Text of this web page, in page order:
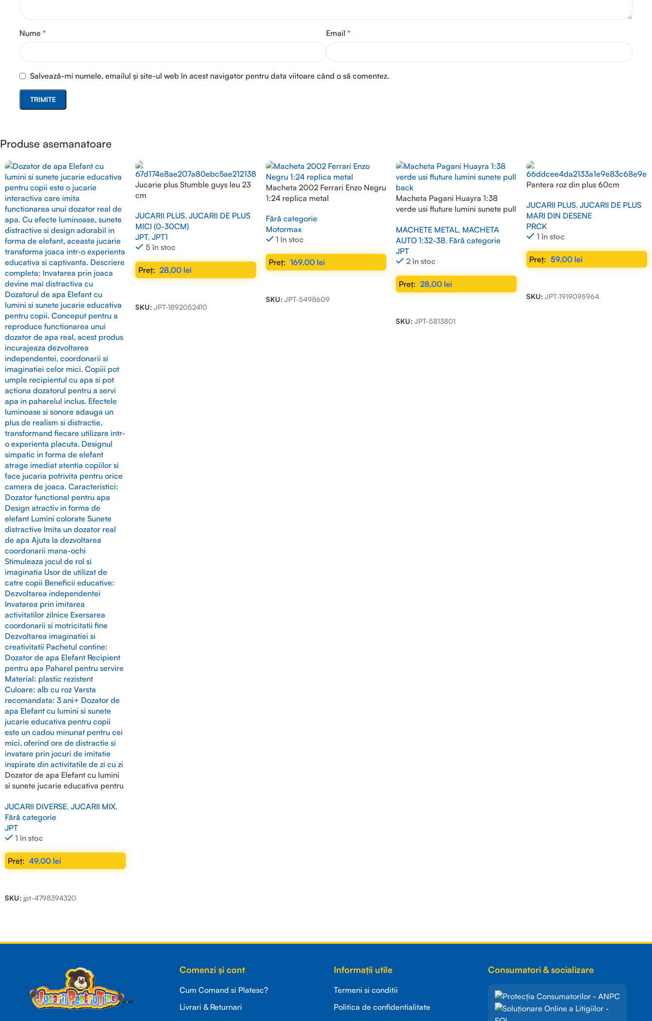
Nume * Email *
Salvează-mi numele, emailul și site-ul web în acest navigator pentru data viitoare când o să comentez.
Produse asemanatoare
Dozator de apa Elefant cu lumini
si sunete jucarie educativa pentru
JUCARII DIVERSE, JUCARII MIX,
Fără categorie
JPT
1 în stoc
49,00 lei
SKU: jpt-4798394320
Jucarie plus Stumble guys leu 23
cm
JUCARII PLUS, JUCARII DE PLUS
MICI (0-30CM)
JPT, JPT1
5 în stoc
28,00 lei
SKU: JPT-1892052410
Macheta 2002 Ferrari Enzo Negru
1:24 replica metal
Fără categorie
Motormax
1 în stoc
169,00 lei
SKU: JPT-5498609
Macheta Pagani Huayra 1:38
verde usi fluture lumini sunete pull
MACHETE METAL, MACHETA
AUTO 1:32-38, Fără categorie
JPT
2 în stoc
28,00 lei
SKU:JPT-5813801
Pantera roz din plus 60cm
JUCARII PLUS, JUCARII DE PLUS
MARI DIN DESENE
PRCK
1 în stoc
59,00 lei
SKU:JPT-1919095964
Comenzi și cont
Cum Comand si Platesc?
Livrari & Returnari
Informații utile
Termeni si conditii
Politica de confidentialitate
Consumatori & socializare